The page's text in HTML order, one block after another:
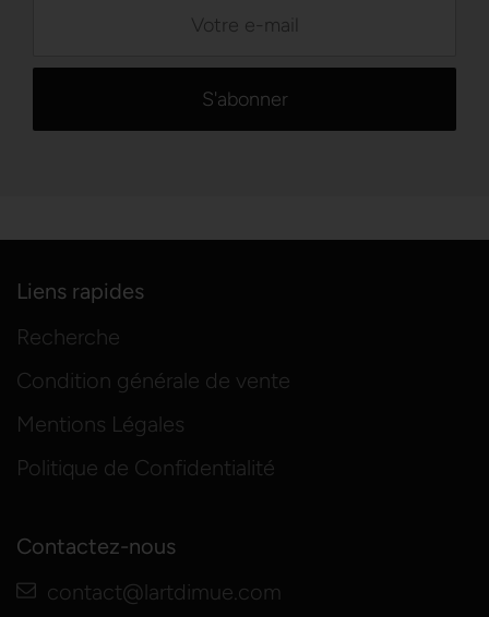
Liens rapides
Recherche
Condition générale de vente
Mentions Légales
Politique de Confidentialité
Contactez-nous
contact@lartdimue.com